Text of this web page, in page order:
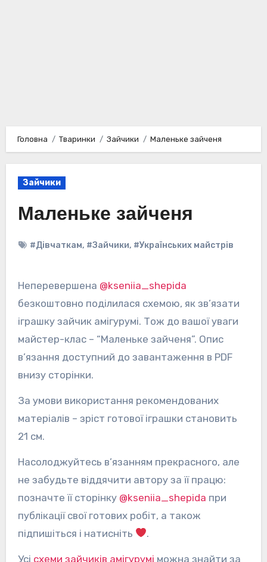
Головна Тваринки Зайчики Маленьке зайченя
Зайчики
Маленьке зайченя
#Дівчаткам, #Зайчики, #Українських майстрів
Неперевершена @kseniia_shepida
безкоштовно поділилася схемою, як зв’язати
іграшку зайчик амігурумі. Тож до вашої уваги
майстер-клас – “Маленьке зайченя”. Опис
в’язання доступний до завантаження в PDF
внизу сторінки.
За умови використання рекомендованих
матеріалів – зріст готової іграшки становить
21 см.
Насолоджуйтесь в’язанням прекрасного, але
не забудьте віддячити автору за її працю:
позначте її сторінку @kseniia_shepida при
публікації свої готових робіт, а також
підпишіться і натисніть
.
Усі схеми зайчиків амігурумі можна знайти за